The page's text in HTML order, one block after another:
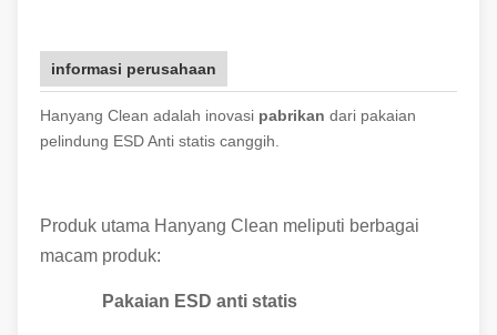
informasi perusahaan
Hanyang Clean adalah inovasi pabrikan dari pakaian
pelindung ESD Anti statis canggih.
Produk utama Hanyang Clean meliputi berbagai
macam produk:
Pakaian ESD anti statis